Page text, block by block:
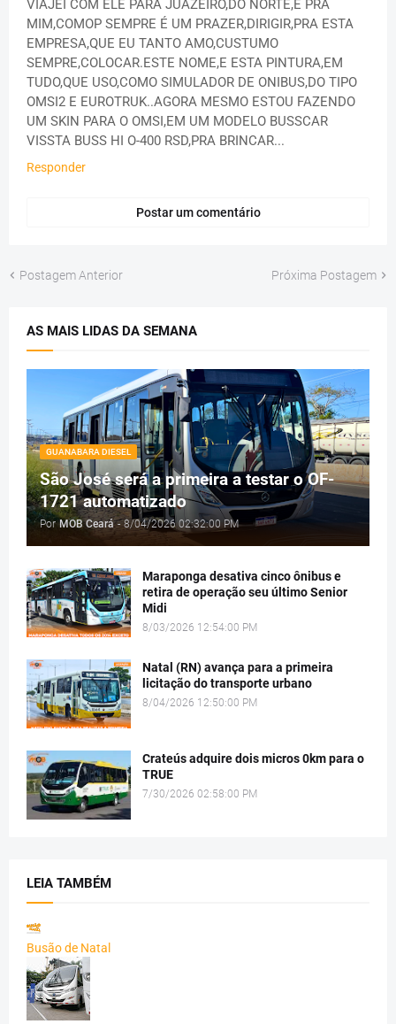
VIAJEI COM ELE PARA JUAZEIRO,DO NORTE,E PRA
MIM,COMOP SEMPRE É UM PRAZER,DIRIGIR,PRA ESTA
EMPRESA,QUE EU TANTO AMO,CUSTUMO
SEMPRE,COLOCAR.ESTE NOME,E ESTA PINTURA,EM
TUDO,QUE USO,COMO SIMULADOR DE ONIBUS,DO TIPO
OMSI2 E EUROTRUK..AGORA MESMO ESTOU FAZENDO
UM SKIN PARA O OMSI,EM UM MODELO BUSSCAR
VISSTA BUSS HI O-400 RSD,PRA BRINCAR...
Responder
Postar um comentário
Postagem Anterior Próxima Postagem
AS MAIS LIDAS DA SEMANA
GUANABARA DIESEL
São José será a primeira a testar o OF-
1721 automatizado
Por MOB Ceará - 8/04/2026 02:32:00 PM
Maraponga desativa cinco ônibus e
retira de operação seu último Senior
Midi
8/03/2026 12:54:00 PM
Natal (RN) avança para a primeira
licitação do transporte urbano
8/04/2026 12:50:00 PM
Crateús adquire dois micros 0km para o
TRUE
7/30/2026 02:58:00 PM
LEIA TAMBÉM
Busão de Natal